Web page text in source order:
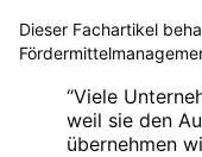
Dieser Fachartikel
“Viele
weil sie den
übernehmen